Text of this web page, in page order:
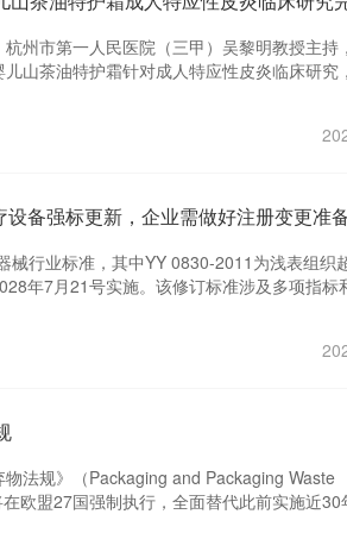
州市第一人民医院（三甲）吴黎明教授主持
山茶油特护霜针对成人特应性皮炎临床研究
备强标更新，企业需做好注册变更准
械行业标准，其中YY 0830-2011为浅表组织
年7月21号实施。该修订标准涉及多项指标
法规》（Packaging and Packaging Waste
欧盟27国强制执行，全面替代此前实施近30